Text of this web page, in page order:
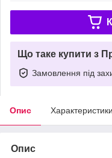
Що таке купити з
Замовлення під
Опис Характеристики
Опис